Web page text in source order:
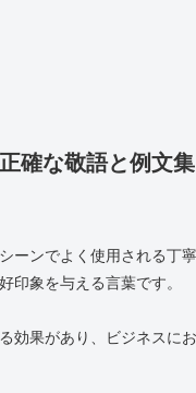
確な敬語と例文
ーンでよく使用される丁
印象を与える言葉です。
効果があり、ビジネスに